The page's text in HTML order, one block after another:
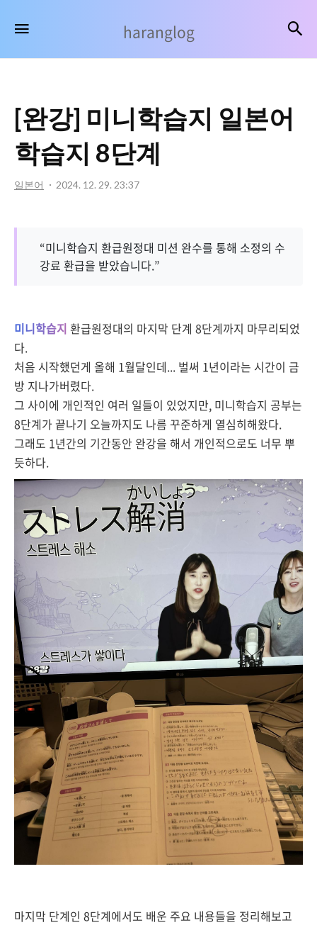
haranglog
[완강] 미니학습지 일본어
학습지 8단계
일본어 2024. 12. 29. 23:37
“미니학습지 환급원정대 미션 완수를 통해 소정의 수
강료 환급을 받았습니다.”
미니학습지 환급원정대의 마지막 단계 8단계까지 마무리되었
다.
처음 시작했던게 올해 1월달인데... 벌써 1년이라는 시간이 금
방 지나가버렸다.
그 사이에 개인적인 여러 일들이 있었지만, 미니학습지 공부는
8단계가 끝나기 오늘까지도 나름 꾸준하게 열심히해왔다.
그래도 1년간의 기간동안 완강을 해서 개인적으로도 너무 뿌
듯하다.
마지막 단계인 8단계에서도 배운 주요 내용들을 정리해보고